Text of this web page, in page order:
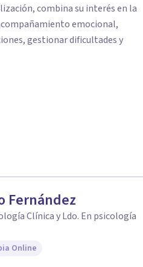
combina su interés en la
emocional,
gestionar dificultades y
Fernández
Clínica y Ldo. En psicología
Online